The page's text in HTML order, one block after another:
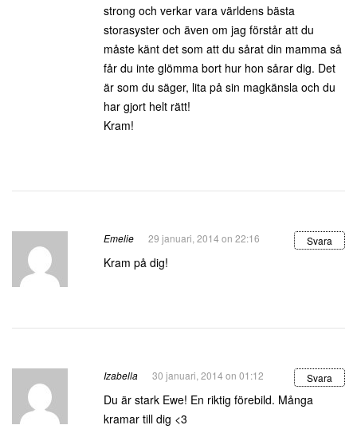
strong och verkar vara världens bästa
storasyster och även om jag förstår att du
måste känt det som att du sårat din mamma så
får du inte glömma bort hur hon sårar dig. Det
är som du säger, lita på sin magkänsla och du
har gjort helt rätt!
Kram!
Emelie 29 januari, 2014 on 22:16 Svara
Kram på dig!
Izabella 30 januari, 2014 on 01:12 Svara
Du är stark Ewe! En riktig förebild. Många
kramar till dig <3